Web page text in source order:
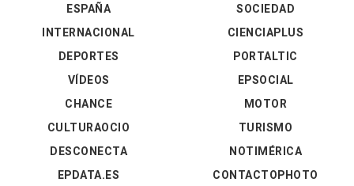
ESPAÑA
INTERNACIONAL
DEPORTES
VÍDEOS
SOCIEDAD
CIENCIAPLUS
PORTALTIC
EPSOCIAL
CHANCE
CULTURAOCIO
DESCONECTA
EPDATA.ES
MOTOR
TURISMO
NOTIMÉRICA
CONTACTOPHOTO